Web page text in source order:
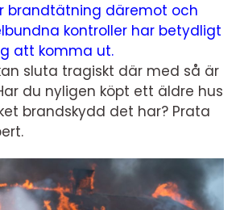
brandtätning däremot och
kontroller har betydligt
att komma ut.
sluta tragiskt där med så är
du nyligen köpt ett äldre hus
brandskydd det har? Prata